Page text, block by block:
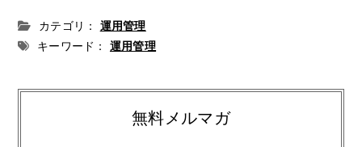
カテゴリ：
運用管理
キーワード：
運用管理
無料メルマガ